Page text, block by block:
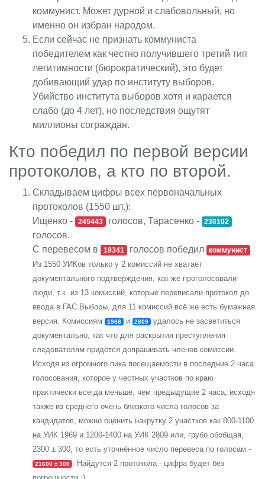
коммунист. Может дурной и слабовольный, но
именно он избран народом.
Если сейчас не признать коммуниста
победителем как честно получившего третий тип
легитимности (бюрократический), это будет
добивающий удар по институту выборов.
Убийство института выборов хотя и карается
слабо (до 4 лет), но последствия ощутят
миллионы сограждан.
Кто победил по первой версии
протоколов, а кто по второй.
Складываем цифры всех первоначальных
протоколов (1550 шт.):
Ищенко -
249443 голосов, Тарасенко - 230102
голосов.
С перевесом в
19341 голосов победил коммунист
Из 1550 УИКов только у 2 комиссий не хватает
документального подтверждения, как же проголосовали
люди, т.к. из 13 комиссий, которые переписали протокол до
ввода в ГАС Выборы, для 11 комиссий всё же есть бумажная
версия. Комиссиям
1968 и 2809
удалось не засветиться
документально, так что для раскрытия преступления
следователям придётся допрашивать членов комиссии.
Исходя из огромного пика посещаемости в последние 2 часа
голосования, которое у честных участков по краю
практически всегда меньше, чем предыдущие 2 часа, исходя
также из среднего очень близкого числа голосов за
кандидатов, можно оценить накрутку 2 участков как 800-1100
на УИК 1969 и 1200-1400 на УИК 2809 или, грубо обобщая,
2300 ± 300, то есть уточнённое число перевеса по голосам -
21600 ± 300 . Найдутся 2 протокола - цифра будет без